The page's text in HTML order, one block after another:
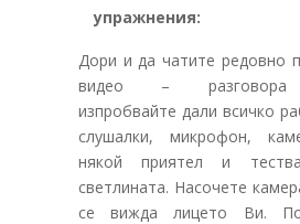
упражнения:
Дори и да чатите редовно
видео – разговора
изпробвайте дали всичко
слушалки, микрофон,
някой приятел и
светлината. Насочете
се вижда лицето Ви.